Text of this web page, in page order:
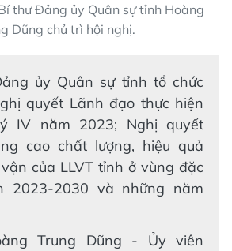
thư Đảng ủy Quân sự tỉnh Hoàng
Dũng chủ trì hội nghị.
ủy Quân sự tỉnh tổ chức
quyết Lãnh đạo thực hiện
IV năm 2023; Nghị quyết
cao chất lượng, hiệu quả
của LLVT tỉnh ở vùng đặc
2023-2030 và những năm
Trung Dũng - Ủy viên